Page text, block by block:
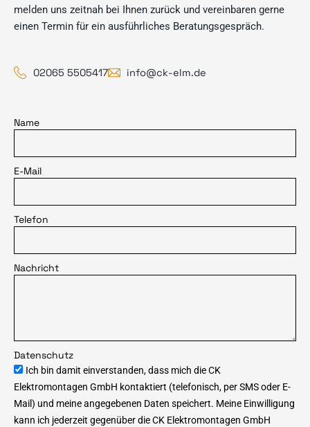
Name
E-Mail
Telefon
Nachricht
Datenschutz
Ich bin damit einverstanden, dass mich die CK
Elektromontagen GmbH kontaktiert (telefonisch, per SMS oder E-
Mail) und meine angegebenen Daten speichert. Meine Einwilligung
kann ich jederzeit gegenüber die CK Elektromontagen GmbH
melden uns zeitnah bei Ihnen zurück und vereinbaren gerne
einen Termin für ein ausführliches Beratungsgespräch.
02065 5505417 info@ck-elm.de